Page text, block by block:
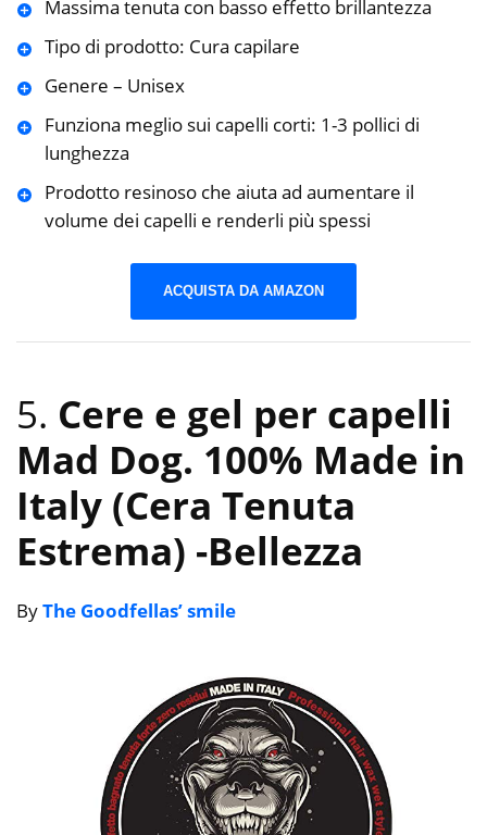
Massima tenuta con basso effetto brillantezza
Tipo di prodotto: Cura capilare
Genere – Unisex
Funziona meglio sui capelli corti: 1-3 pollici di
lunghezza
Prodotto resinoso che aiuta ad aumentare il
volume dei capelli e renderli più spessi
ACQUISTA DA AMAZON
5. Cere e gel per capelli
Mad Dog. 100% Made in
Italy (Cera Tenuta
Estrema) -Bellezza
ByThe Goodfellas’ smile